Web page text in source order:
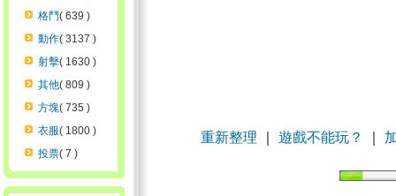
格鬥( 639 )
動作( 3137 )
射擊( 1630 )
其他( 809 )
方塊( 735 )
衣服( 1800 )
投票( 7 )
重新整理 ｜遊戲不能玩？